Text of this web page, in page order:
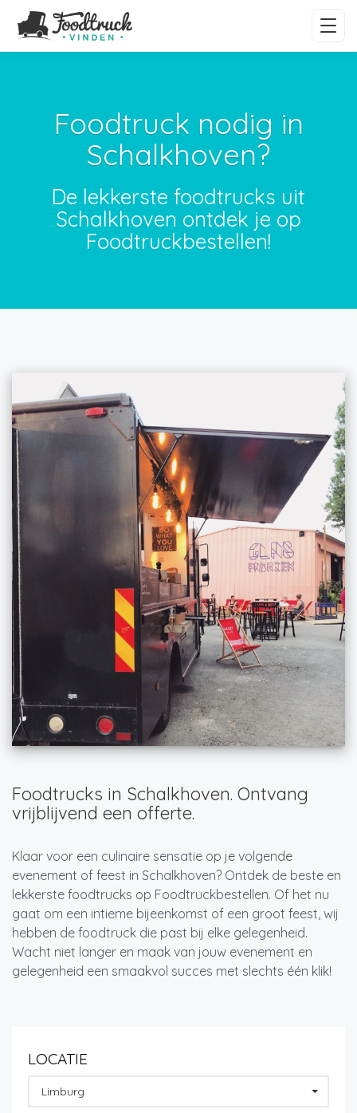
Foodtruck nodig in
Schalkhoven?
De lekkerste foodtrucks uit
Schalkhoven ontdek je op
Foodtruckbestellen!
Foodtrucks in Schalkhoven. Ontvang
vrijblijvend een offerte.
Klaar voor een culinaire sensatie op je volgende
evenement of feest in Schalkhoven? Ontdek de beste en
lekkerste foodtrucks op Foodtruckbestellen. Of het nu
gaat om een intieme bijeenkomst of een groot feest, wij
hebben de foodtruck die past bij elke gelegenheid.
Wacht niet langer en maak van jouw evenement en
gelegenheid een smaakvol succes met slechts één klik!
LOCATIE
Limburg